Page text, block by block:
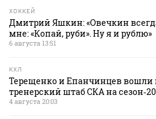
ХОККЕЙ
Дмитрий Яшкин: «Овечкин
мне: «Копай, руби». Ну я и рублю»
6 августа 13:51
КХЛ
Терещенко и Епанчинцев вошли
тренерский штаб СКА на
4 августа 20:03